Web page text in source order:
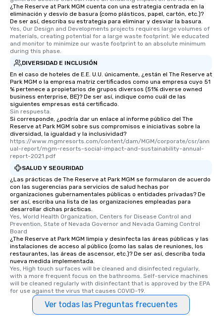
¿The Reserve at Park MGM cuenta con una estrategia centrada en la
eliminación y desvío de basura (como plásticos, papel, cartón, etc.)?
De ser así, describa su estrategia para eliminar y desviar la basura.
Yes, Our Design and Developments projects requires large volumes of
materials, creating potential for a large waste footprint. We educated
and monitor to minimize our waste footprint to an absolute minimum
during this phase.
DIVERSIDAD E INCLUSIÓN
En el caso de hoteles de E.E. U.U. únicamente, ¿están el The Reserve at
Park MGM o la empresa matriz certificados como una empresa cuyo 51
% pertenece a propietarios de grupos diversos (51% diverse owned
business enterprise, BE)? De ser así, indique como cuál de las
siguientes empresas está certificado.
Sin respuesta.
Si corresponde, ¿podría dar un enlace al informe público del The
Reserve at Park MGM sobre sus compromisos e iniciativas sobre la
diversidad, la igualdad y la inclusividad?
https://www.mgmresorts.com/content/dam/MGM/corporate/csr/ann
ual-report/mgm-resorts-social-impact-and-sustainability-annual-
report-2021.pdf
SALUD Y SEGURIDAD
¿Las prácticas de The Reserve at Park MGM se formularon de acuerdo
con las sugerencias para servicios de salud hechas por
organizaciones gubernamentales públicas o entidades privadas? De
ser así, escriba una lista de las organizaciones empleadas para
desarrollar dichas prácticas.
Yes, World Health Organization, Centers for Disease Control and
Prevention, State of Nevada Governor and Nevada Gaming Control
Board
¿The Reserve at Park MGM limpia y desinfecta las áreas públicas y las
instalaciones de acceso al público (como las salas de reuniones, los
restaurantes, las áreas de ascensor, etc.)? De ser así, describa toda
nueva medida implementada.
Yes, High touch surfaces will be cleaned and disinfected regularly,
with a more frequent focus on the bathrooms. Self-service machines
will be cleaned regularly with disinfectant that is approved by the EPA
for use against the virus that causes COVID-19.
Ver todas las Preguntas frecuentes